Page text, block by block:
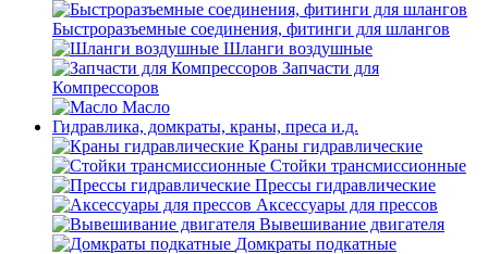
Быстроразъемные соединения, фитинги для шлангов
Шланги воздушные
Запчасти для
Компрессоров
Масло
Гидравлика, домкраты, краны, преса и.д.
Краны гидравлические
Стойки трансмиссионные
Прессы гидравлические
Аксессуары для прессов
Вывешивание двигателя
Домкраты подкатные